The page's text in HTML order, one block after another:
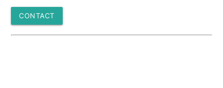
CONTACT